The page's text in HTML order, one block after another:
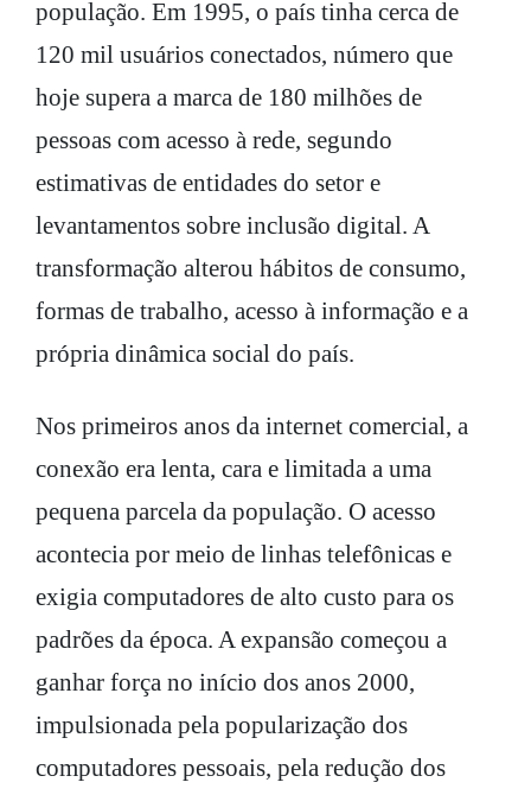
população. Em 1995, o país tinha cerca de
120 mil usuários conectados, número que
hoje supera a marca de 180 milhões de
pessoas com acesso à rede, segundo
estimativas de entidades do setor e
levantamentos sobre inclusão digital. A
transformação alterou hábitos de consumo,
formas de trabalho, acesso à informação e a
própria dinâmica social do país.
Nos primeiros anos da internet comercial, a
conexão era lenta, cara e limitada a uma
pequena parcela da população. O acesso
acontecia por meio de linhas telefônicas e
exigia computadores de alto custo para os
padrões da época. A expansão começou a
ganhar força no início dos anos 2000,
impulsionada pela popularização dos
computadores pessoais, pela redução dos